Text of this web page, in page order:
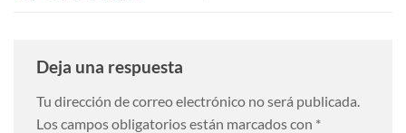
Deja una respuesta
Tu dirección de correo electrónico no será publicada.
Los campos obligatorios están marcados con *